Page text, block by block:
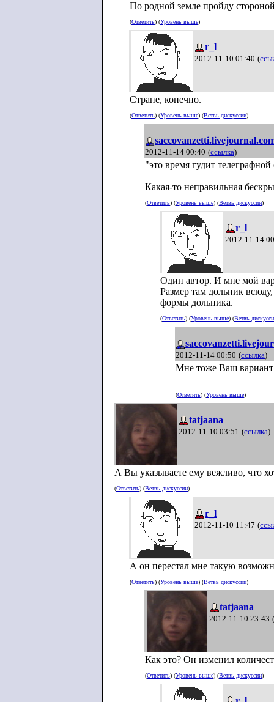
По родной земле пройду
(Ответить) (Уровень выше)
r_l
2012-11-10 01:40 (
Стране, конечно.
(Ответить) (Уровень выше) (Ветвь дискуссии)
2012-11-14 00:40 (ссылка)
"это время гудит
Какая-то неправильная
(Ответить) (Уровень выше) (Ветвь дискуссии)
r_l
2012-11-14
Один автор. И мне мой
Размер там дольник
формы дольника.
(Ответить) (Уровень выше) (Ветвь
2012-11-14 00:50 (ссылка)
Мне тоже Ваш вариант
(Ответить) (Уровень выше)
tatjaana
2012-11-10 03:51 (ссылка)
А Вы указываете ему вежливо, что
(Ответить) (Ветвь дискуссии)
r_l
2012-11-10 11:47 (
А он перестал мне такую
(Ответить) (Уровень выше) (Ветвь дискуссии)
tatjaana
2012-11-10 23:43 (
Как это? Он изменил
(Ответить) (Уровень выше) (Ветвь дискуссии)